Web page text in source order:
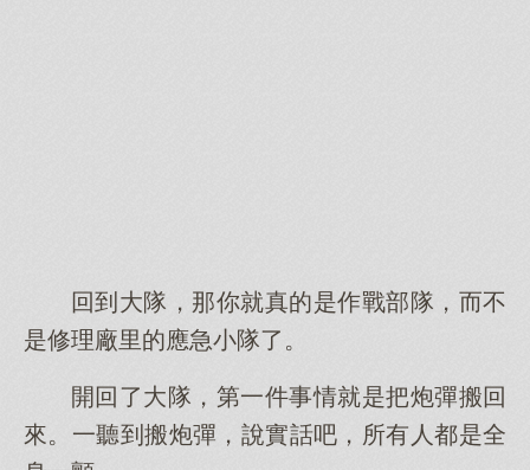
回到大隊，那你就真的是作戰部隊，而不
是修理廠里的應急小隊了。
開回了大隊，第一件事情就是把炮彈搬回
來。一聽到搬炮彈，說實話吧，所有人都是全